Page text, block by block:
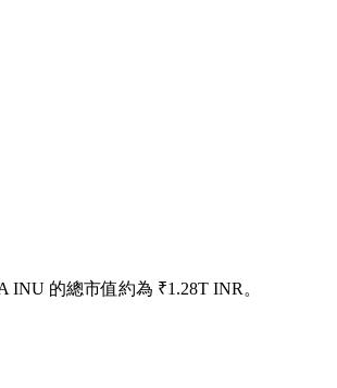
INU 的總市值約為 ₹1.28T INR。